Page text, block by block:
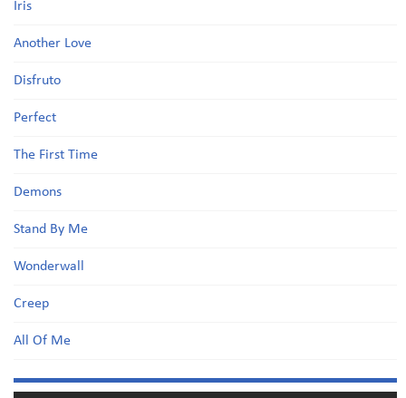
Iris
Another Love
Disfruto
Perfect
The First Time
Demons
Stand By Me
Wonderwall
Creep
All Of Me